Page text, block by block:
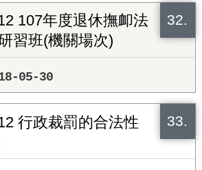
32.
107年度退休撫卹法
習班(機關場次)
05-30
33.
行政裁罰的合法性